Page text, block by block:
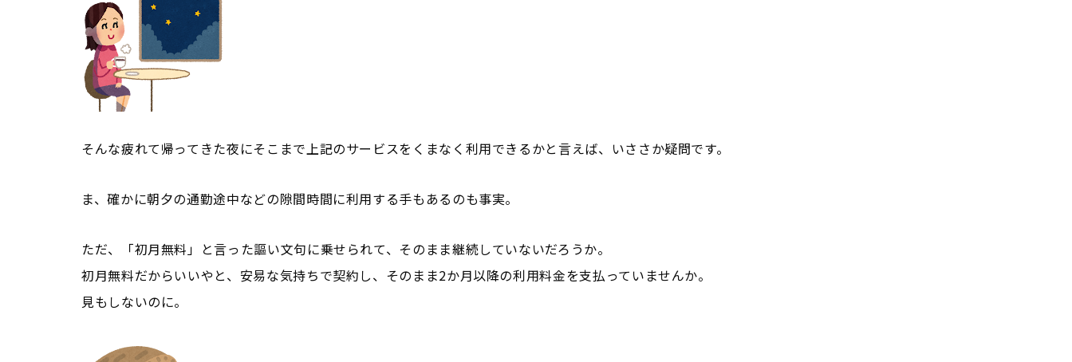
そんな疲れて帰ってきた夜にそこまで上記のサービスをくまなく利用できるかと言えば、いささか疑問です。
ま、確かに朝夕の通勤途中などの隙間時間に利用する手もあるのも事実。
ただ、「初月無料」と言った謳い文句に乗せられて、そのまま継続していないだろうか。
初月無料だからいいやと、安易な気持ちで契約し、そのまま2か月以降の利用料金を支払っていませんか。
見もしないのに。